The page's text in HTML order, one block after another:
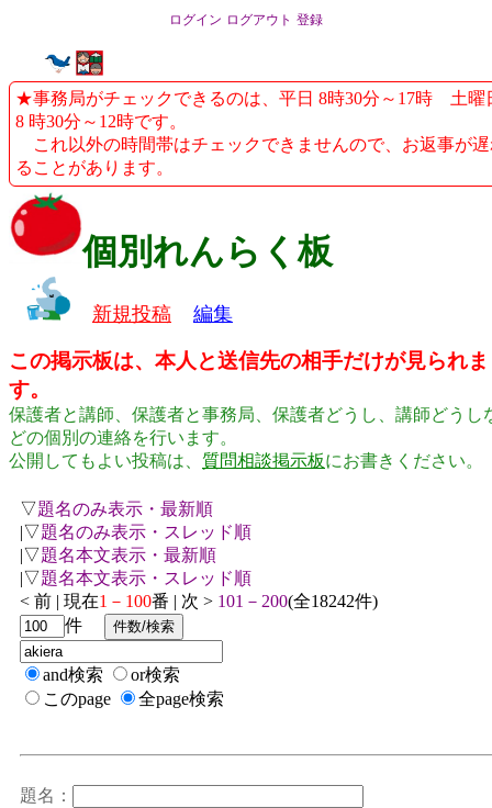
ログイン ログアウト 登録
★事務局がチェックできるのは、平日 8時30分～17時 土曜
8 時30分～12時です。
これ以外の時間帯はチェックできませんので、お返事が
ることがあります。
個別れんらく板
新規投稿 編集
この掲示板は、本人と送信先の相手だけが見られま
す。
保護者と講師、保護者と事務局、保護者どうし、講師どうし
どの個別の連絡を行います。
公開してもよい投稿は、 質問相談掲示板にお書きください。
▽題名のみ表示・最新順
|▽題名のみ表示・スレッド順
|▽題名本文表示・最新順
|▽題名本文表示・スレッド順
< 前 | 現在1－100番 | 次 > 101－200(全18242件)
件
and検索
or検索
このpage
全page検索
題名：